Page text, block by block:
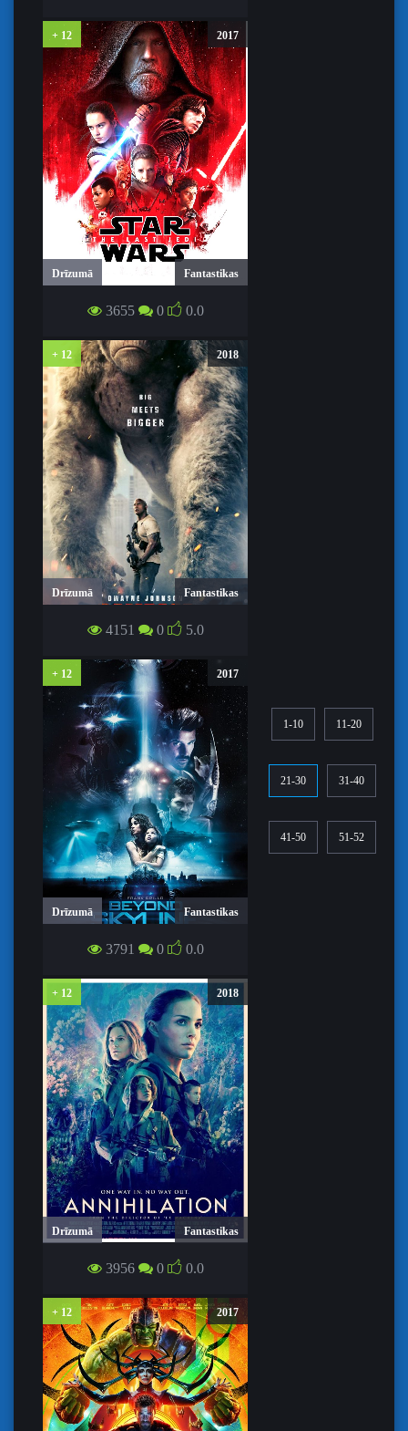
+ 12
2017
Drīzumā Fantastikas
ZVAIGŽŅU KARI: PĒDĒJIE DŽEDI /
3655 0 0.0
+ 12 2018
Drīzumā Fantastikas
4151 0 5.0
+ 12 2017
Drīzumā Fantastikas
3791 0 0.0
+ 12 2018
Drīzumā Fantastikas
3956 0 0.0
+ 12 2017
1-10 11-20
21-30 31-40
41-50 51-52